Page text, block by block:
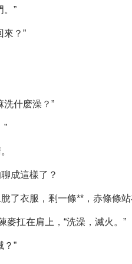
。”
來？”
洗什麽澡？”
”
成這樣了？
了衣服，剩一條**，赤條條站
麥扛在肩上，“洗澡，滅火。”
”